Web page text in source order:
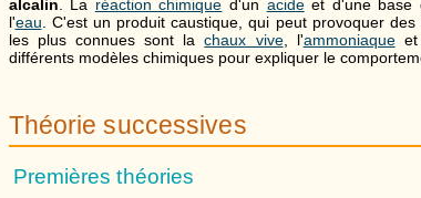
alcalin . La réaction chimique d'un acideet d'une base
l'eau . C'est un produit caustique, qui peut provoquer
les plus connues sont lachaux vive, l'ammoniaque
différents modèles chimiques pour expliquer le
Théorie successives
Premières théories